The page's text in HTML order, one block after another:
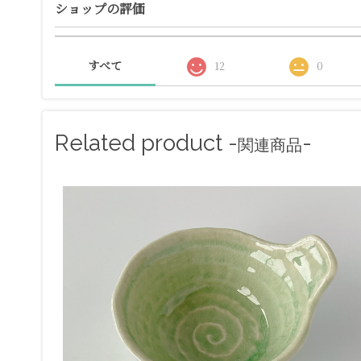
ショップの評価
すべて 12 0
Related product -関連商品-